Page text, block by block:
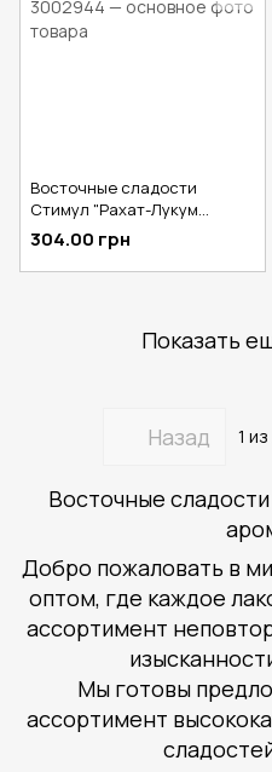
Восточные сладости
Стимул "Рахат-Лукум
Чайная роза" 2.5 кг
304.00 грн
Показать
Назад 1 из
Восточные
Добро пожаловать в
оптом, где каждое
ассортимент
Мы готовы
ассортимент